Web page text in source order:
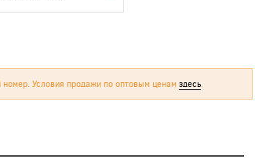
Условия продажи по оптовым ценам здесь.